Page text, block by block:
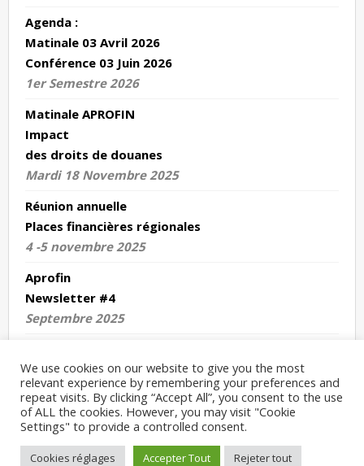
Agenda :
Matinale 03 Avril 2026
Conférence 03 Juin 2026
1er Semestre 2026
Matinale APROFIN
Impact
des droits de douanes
Mardi 18 Novembre 2025
Réunion annuelle
Places financières régionales
4 -5 novembre 2025
Aprofin
Newsletter #4
Septembre 2025
Copyright : APROFIN 2024
Mentions Légales
We use cookies on our website to give you the most
relevant experience by remembering your preferences and
repeat visits. By clicking “Accept All”, you consent to the use
of ALL the cookies. However, you may visit "Cookie
Settings" to provide a controlled consent.
Cookies réglages Accepter Tout Rejeter tout